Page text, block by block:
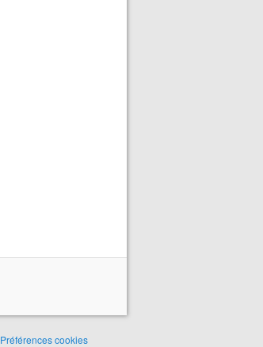
Préférences cookies